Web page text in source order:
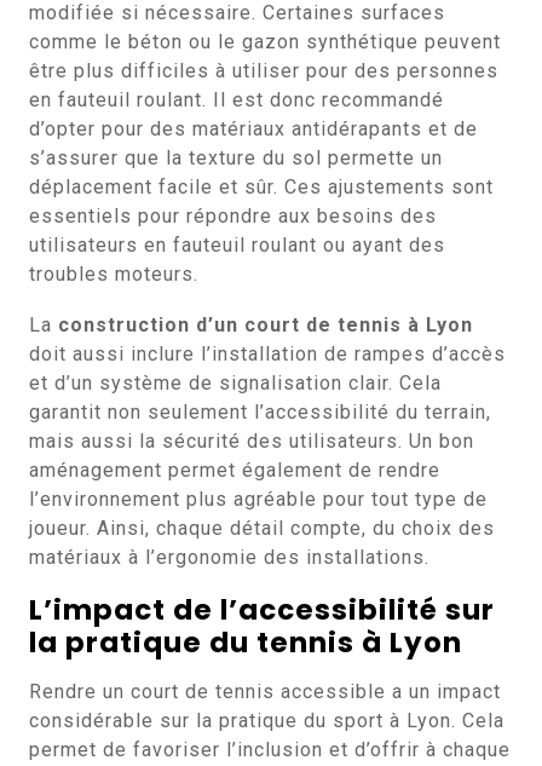
modifiée si nécessaire. Certaines surfaces
comme le béton ou le gazon synthétique peuvent
être plus difficiles à utiliser pour des personnes
en fauteuil roulant. Il est donc recommandé
d’opter pour des matériaux antidérapants et de
s’assurer que la texture du sol permette un
déplacement facile et sûr. Ces ajustements sont
essentiels pour répondre aux besoins des
utilisateurs en fauteuil roulant ou ayant des
troubles moteurs.
La construction d’un court de tennis à Lyon
doit aussi inclure l’installation de rampes d’accès
et d’un système de signalisation clair. Cela
garantit non seulement l’accessibilité du terrain,
mais aussi la sécurité des utilisateurs. Un bon
aménagement permet également de rendre
l’environnement plus agréable pour tout type de
joueur. Ainsi, chaque détail compte, du choix des
matériaux à l’ergonomie des installations.
L’impact de l’accessibilité sur
la pratique du tennis à Lyon
Rendre un court de tennis accessible a un impact
considérable sur la pratique du sport à Lyon. Cela
permet de favoriser l’inclusion et d’offrir à chaque